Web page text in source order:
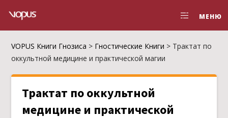
МЕНЮ
VOPUS Книги Гнозиса > Гностические Книги > Трактат по
оккультной медицине и практической магии
Трактат по оккультной
медицине и практической